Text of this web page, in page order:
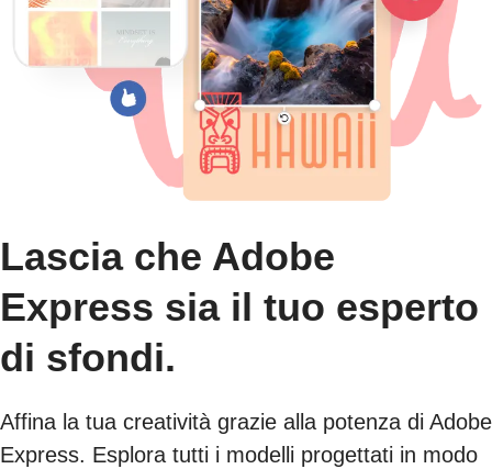
Lascia che Adobe
Express sia il tuo esperto
di sfondi.
Affina la tua creatività grazie alla potenza di Adobe
Express. Esplora tutti i modelli progettati in modo